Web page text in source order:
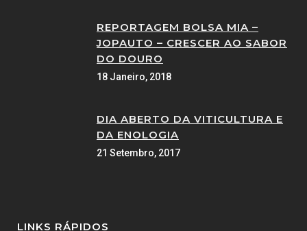
REPORTAGEM BOLSA MIA –
JOPAUTO – CRESCER AO SABOR
DO DOURO
18 Janeiro, 2018
DIA ABERTO DA VITICULTURA E
DA ENOLOGIA
21 Setembro, 2017
LINKS RÁPIDOS